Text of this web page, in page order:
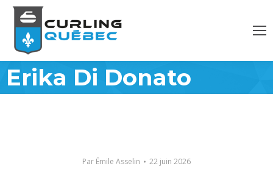
Erika Di Donato
Par Émile Asselin 22 juin 2026